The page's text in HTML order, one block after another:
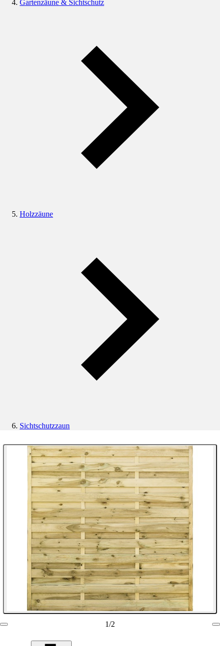
Gartenzäune & Sichtschutz
Holzzäune
Sichtschutzzaun
1/2